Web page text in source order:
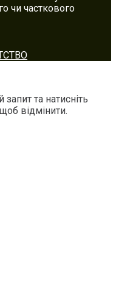
чи часткового
та натисніть
відмінити.